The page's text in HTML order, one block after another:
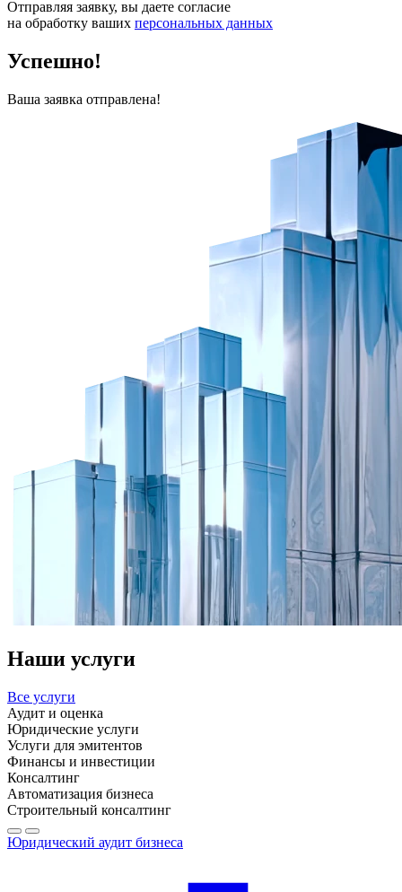
Отправляя заявку, вы даете согласие
на обработку ваших персональных данных
Успешно!
Ваша заявка отправлена!
Наши услуги
Все услуги
Аудит и оценка
Юридические услуги
Услуги для эмитентов
Финансы и инвестиции
Консалтинг
Автоматизация бизнеса
Строительный консалтинг
Юридический аудит бизнеса